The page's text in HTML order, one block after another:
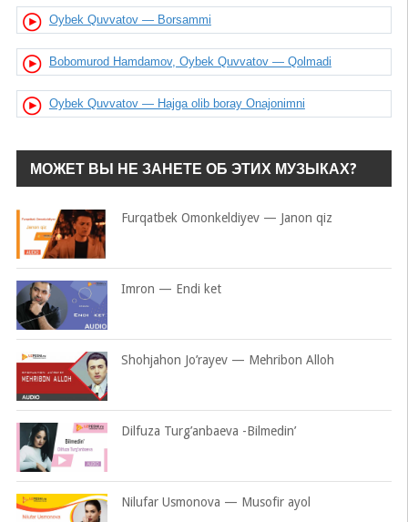
Oybek Quvvatov — Borsammi
Bobomurod Hamdamov, Oybek Quvvatov — Qolmadi
Oybek Quvvatov — Hajga olib boray Onajonimni
МОЖЕТ ВЫ НЕ ЗАНЕТЕ ОБ ЭТИХ МУЗЫКАХ?
Furqatbek Omonkeldiyev — Janon qiz
Imron — Endi ket
Shohjahon Jo’rayev — Mehribon Alloh
Dilfuza Turg’anbaeva -Bilmedin’
Nilufar Usmonova — Musofir ayol